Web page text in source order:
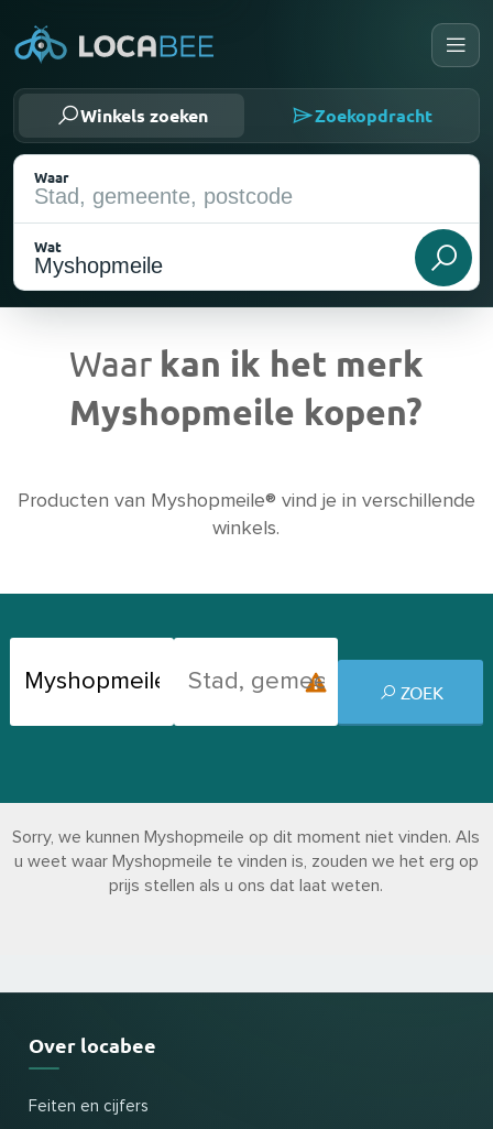
Winkels zoeken Zoekopdracht
Waar
Wat
Huidige locatie
Waar kan ik het merk
Myshopmeile kopen?
Producten van Myshopmeile® vind je in verschillende
winkels.
ZOEK
Sorry, we kunnen Myshopmeile op dit moment niet vinden. Als
u weet waar Myshopmeile te vinden is, zouden we het erg op
prijs stellen als u ons dat laat weten.
Over locabee
Feiten en cijfers